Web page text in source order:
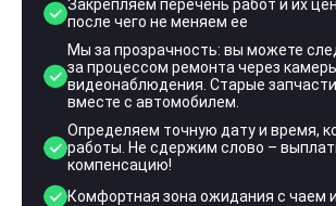
Закрепляем перечень работ и их
после чего не меняем ее
Мы за прозрачность: вы можете
за процессом ремонта через
видеонаблюдения. Старые
вместе с автомобилем.
Определяем точную дату и время,
работы. Не сдержим слово –
компенсацию!
Комфортная зона ожидания с чаем